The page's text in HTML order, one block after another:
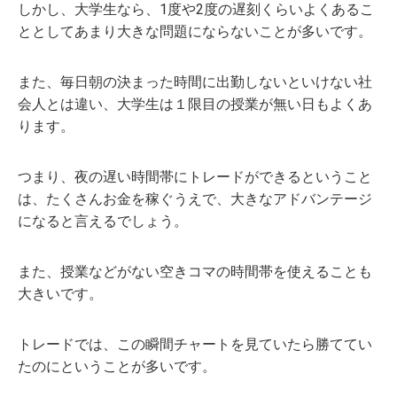
しかし、大学生なら、1度や2度の遅刻くらいよくあるこ
ととしてあまり大きな問題にならないことが多いです。
また、毎日朝の決まった時間に出勤しないといけない社
会人とは違い、大学生は１限目の授業が無い日もよくあ
ります。
つまり、夜の遅い時間帯にトレードができるということ
は、たくさんお金を稼ぐうえで、大きなアドバンテージ
になると言えるでしょう。
また、授業などがない空きコマの時間帯を使えることも
大きいです。
トレードでは、この瞬間チャートを見ていたら勝ててい
たのにということが多いです。